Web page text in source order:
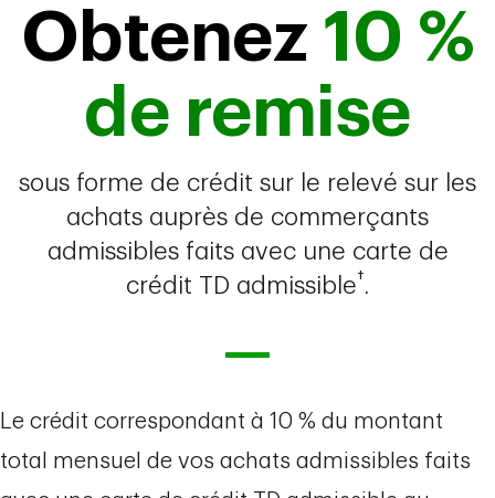
Obtenez 10 %
de remise
sous forme de crédit sur le relevé sur les
achats auprès de commerçants
admissibles faits avec une carte de
crédit TD admissible†.
Le crédit correspondant à 10 % du montant
total mensuel de vos achats admissibles faits